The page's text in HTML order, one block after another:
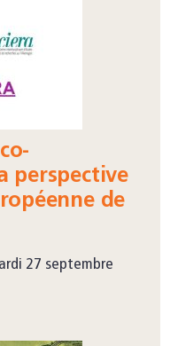
perspective
de
27 septembre